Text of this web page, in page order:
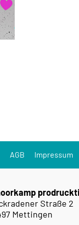
AGB Impressum
Straße 2
Mettingen